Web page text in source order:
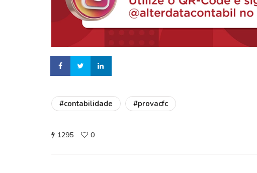
#contabilidade #provacfc
1295 0